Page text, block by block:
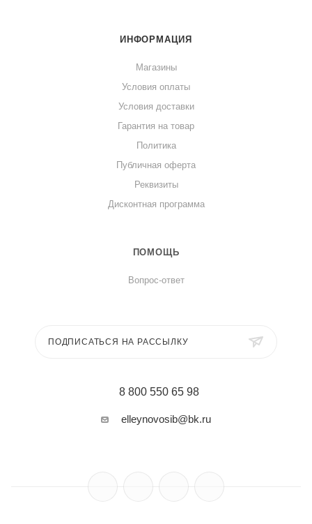
ИНФОРМАЦИЯ
Магазины
Условия оплаты
Условия доставки
Гарантия на товар
Политика
Публичная оферта
Реквизиты
Дисконтная программа
ПОМОЩЬ
Вопрос-ответ
ПОДПИСАТЬСЯ НА РАССЫЛКУ
8 800 550 65 98
elleynovosib@bk.ru